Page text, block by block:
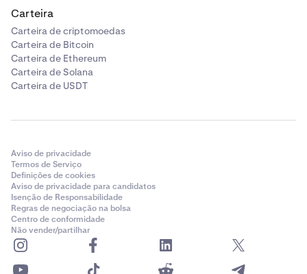
Carteira
Carteira de criptomoedas
Carteira de Bitcoin
Carteira de Ethereum
Carteira de Solana
Carteira de USDT
Aviso de privacidade
Termos de Serviço
Definições de cookies
Aviso de privacidade para candidatos
Isenção de Responsabilidade
Regras de negociação na bolsa
Centro de conformidade
Não vender/partilhar